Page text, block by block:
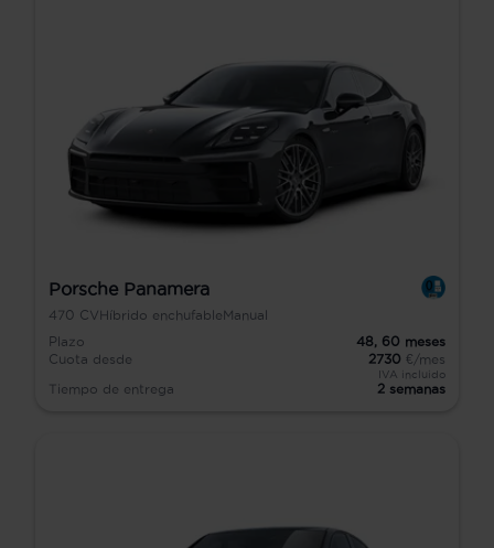
Porsche Panamera
470 CV Híbrido enchufable Manual
Plazo
48, 60 meses
Cuota desde
2730 €/mes
IVA incluido
Tiempo de entrega 2 semanas